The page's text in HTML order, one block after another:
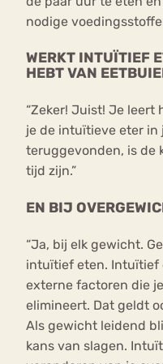
nodige
WERKT INTUÏTIEF
HEBT VAN
“Zeker! Juist! Je leert
je de intuïtieve eter in
teruggevonden, is de
tijd zijn.”
EN BIJ
“Ja, bij elk gewicht.
intuïtief eten. Intuïtief
externe factoren die
elimineert. Dat geldt
Als gewicht leidend
kans van slagen.